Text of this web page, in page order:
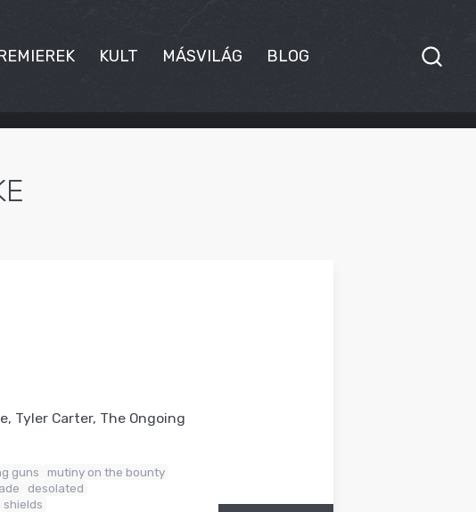
KULT MÁSVILÁG BLOG
Tyler Carter, The Ongoing
guns
mutiny on the bounty
desolated
shields